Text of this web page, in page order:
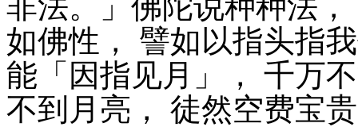
如佛性， 譬如以指头指
能「因指见月」， 千万
不到月亮， 徒然空费宝